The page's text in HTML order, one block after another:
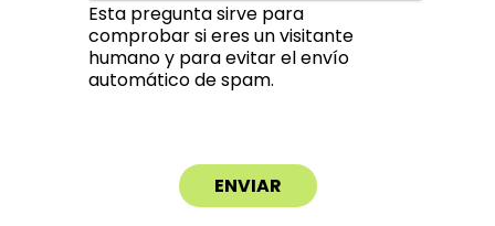
Esta pregunta sirve para
comprobar si eres un visitante
humano y para evitar el envío
automático de spam.